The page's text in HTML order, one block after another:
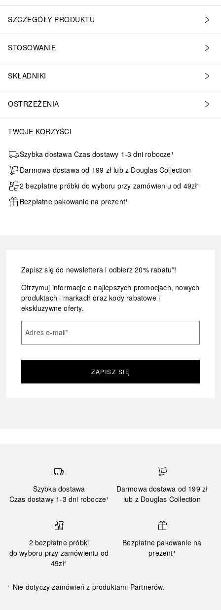
SZCZEGÓŁY PRODUKTU
STOSOWANIE
SKŁADNIKI
OSTRZEŻENIA
TWOJE KORZYŚCI
Szybka dostawa Czas dostawy 1-3 dni robocze¹
Darmowa dostawa od 199 zł lub z Douglas Collection
2 bezpłatne próbki do wyboru przy zamówieniu od 49zł¹
Bezpłatne pakowanie na prezent¹
Zapisz się do newslettera i odbierz 20% rabatu*!
Otrzymuj informacje o najlepszych promocjach, nowych
produktach i markach oraz kody rabatowe i
ekskluzywne oferty.
Adres e-mail*
ZAPISZ SIĘ
Szybka dostawa
Czas dostawy 1-3 dni robocze¹
Darmowa dostawa od 199 zł
lub z Douglas Collection
2 bezpłatne próbki
do wyboru przy zamówieniu od
49zł¹
Bezpłatne pakowanie na
prezent¹
¹ Nie dotyczy zamówień z produktami Partnerów.